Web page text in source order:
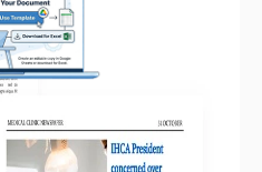
documento
criar uma cópia editável no
para Microsoft Word